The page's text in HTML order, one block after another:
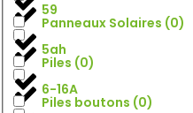
Panneaux Solaires (0)
Piles (0)
Piles boutons (0)
59
5ah
6-16A